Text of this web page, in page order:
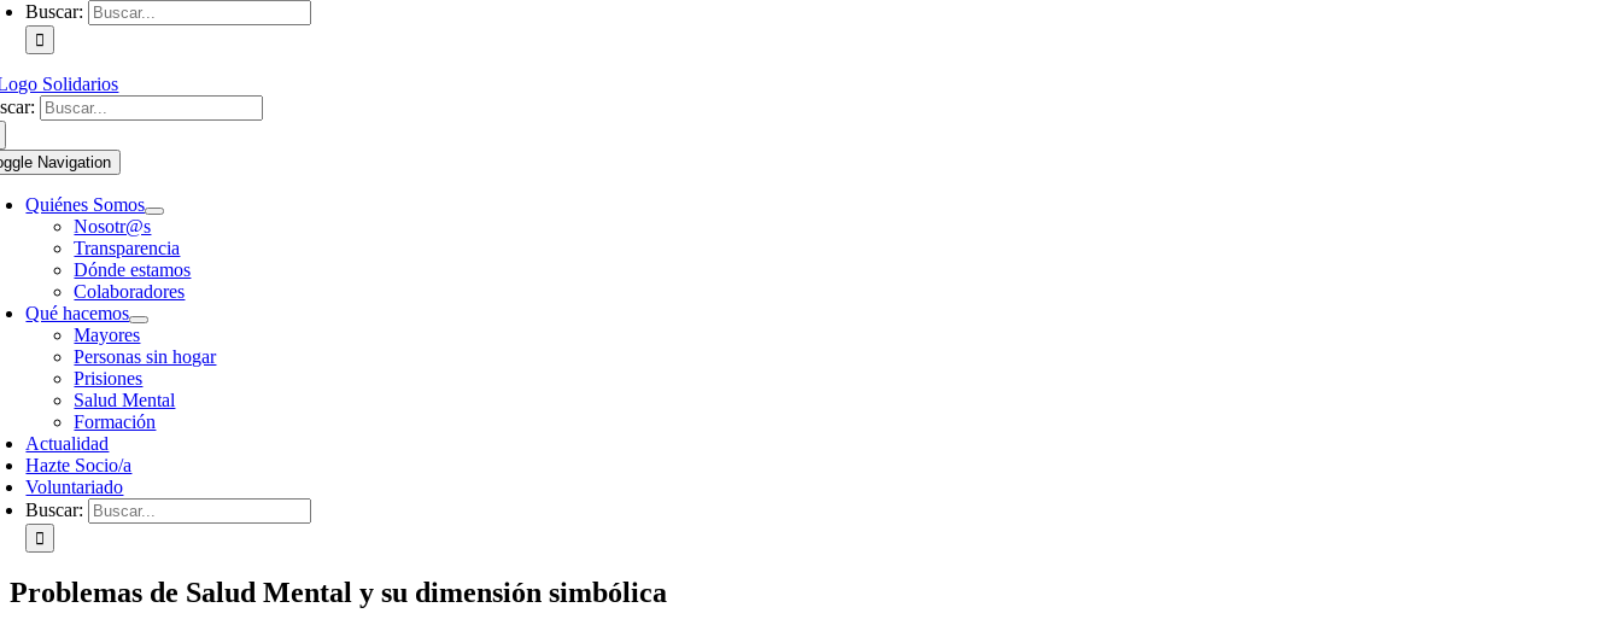
Buscar:
Navigation
Quiénes Somos
Nosotr@s
Transparencia
Dónde estamos
Colaboradores
Qué hacemos
Mayores
Personas sin hogar
Prisiones
Salud Mental
Formación
Actualidad
Hazte Socio/a
Voluntariado
Buscar:
Problemas de Salud Mental y su dimensión simbólica